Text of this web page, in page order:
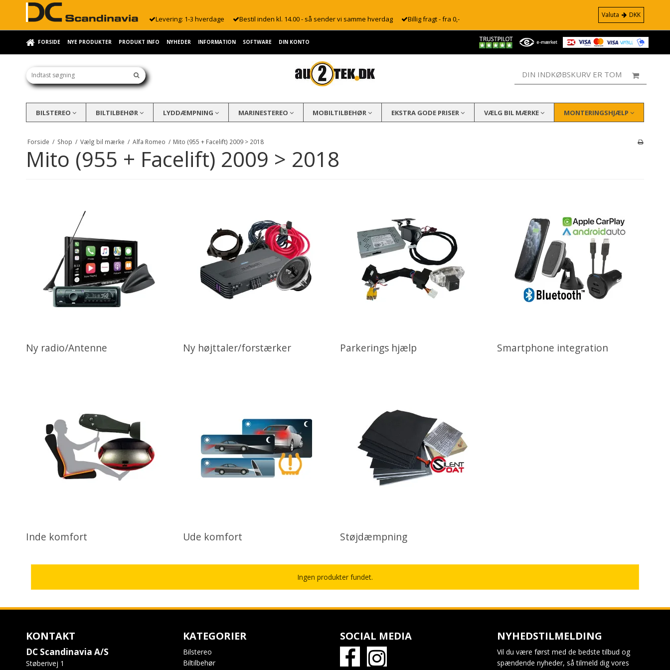
Levering: 1-3 hverdage Bestil inden kl. 14.00 - så sender vi samme hverdag Billig fragt - fra 0,- Valuta DKK
FORSIDE NYE PRODUKTER PRODUKT INFO NYHEDER INFORMATION SOFTWARE DIN KONTO
DIN INDKØBSKURV ER TOM
BILSTEREO BILTILBEHØR LYDDÆMPNING MARINESTEREO MOBILTILBEHØR EKSTRA GODE PRISER VÆLG BIL MÆRKE MONTERINGSHJÆLP
Forside / Shop / Vælg bil mærke / Alfa Romeo / Mito (955 + Facelift) 2009 > 2018
Mito (955 + Facelift) 2009 > 2018
Ny radio/Antenne Ny højttaler/forstærker Parkerings hjælp Smartphone integration
Inde komfort Ude komfort Støjdæmpning
Ingen produkter fundet.
KONTAKT
DC Scandinavia A/S
Støberivej 1
KATEGORIER
Bilstereo
Biltilbehør
SOCIAL MEDIA NYHEDSTILMELDING
Vil du være først med de bedste tilbud og
spændende nyheder, så tilmeld dig vores